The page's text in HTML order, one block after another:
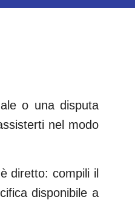
o una disputa
nel modo
diretto: compili il
disponibile a